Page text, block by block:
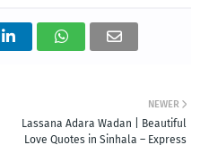
NEWER
Lassana Adara Wadan | Beautiful
Love Quotes in Sinhala – Express